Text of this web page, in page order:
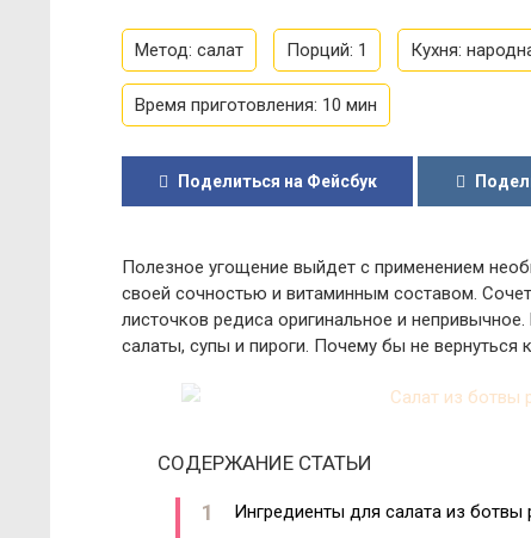
Метод: салат Порций: 1 Кухня:
Время приготовления: 10 мин
Поделиться на Фейсбук
Полезное угощение выйдет с применением
своей сочностью и витаминным составом.
листочков редиса оригинальное и
салаты, супы и пироги. Почему бы не вернуться
СОДЕРЖАНИЕ СТАТЬИ
Ингредиенты для салата из ботвы